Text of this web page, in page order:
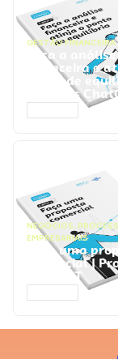
GESTÃO FINANCEIRA
Faça a análise
financeira e
ponto de
Prompts
NEGÓCIOS,
EMPRESARIAIS
Faça uma
comercial |
ChatGPT